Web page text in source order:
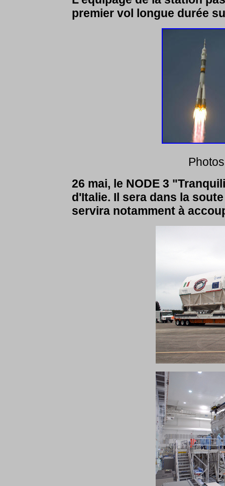
premier vol longue durée
26 mai, le NODE 3
d'Italie. Il sera dans la
servira notamment à